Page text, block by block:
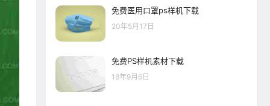
免费医用口罩ps样机下载
20年5月17日
免费PS样机素材下载
18年9月6日